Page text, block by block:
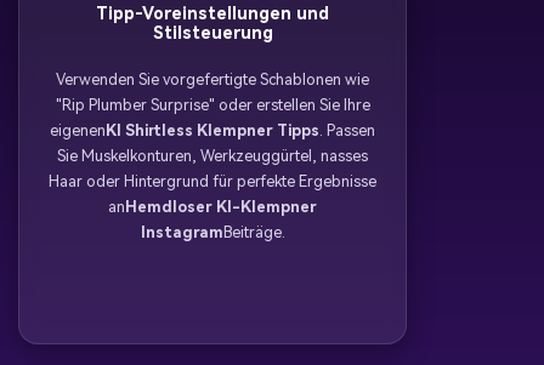
Tipp-Voreinstellungen und
Stilsteuerung
Verwenden Sie vorgefertigte Schablonen wie
"Rip Plumber Surprise" oder erstellen Sie Ihre
eigenenKI Shirtless Klempner Tipps . Passen
Sie Muskelkonturen, Werkzeuggürtel, nasses
Haar oder Hintergrund für perfekte Ergebnisse
anHemdloser KI-Klempner
InstagramBeiträge.